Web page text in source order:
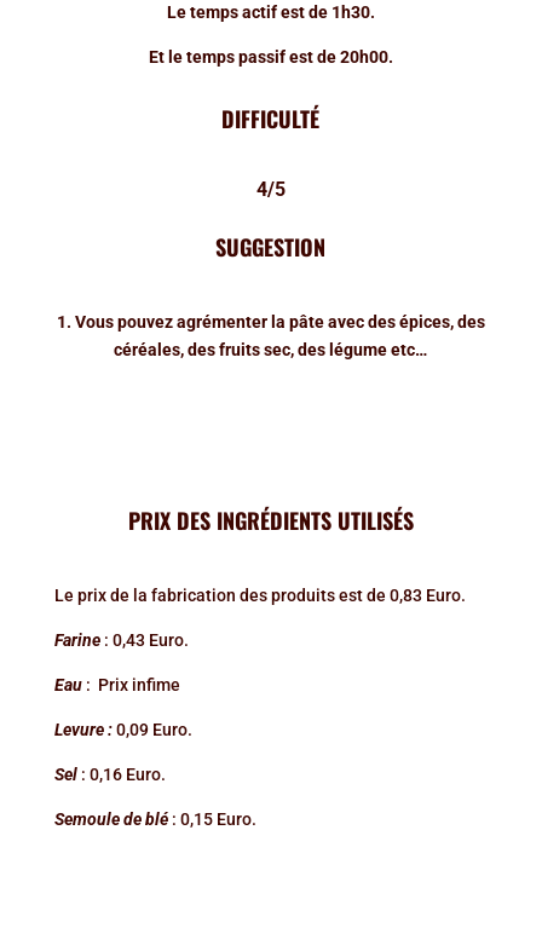
Le temps actif est de 1h30.
Et le temps passif est de 20h00.
DIFFICULTÉ
4/5
SUGGESTION
1. Vous pouvez agrémenter la pâte avec des épices, des
céréales, des fruits sec, des légume etc…
PRIX DES INGRÉDIENTS UTILISÉS
Le prix de la fabrication des produits est de 0,83 Euro.
Farine : 0,43 Euro.
Eau: Prix infime
Levure :0,09 Euro.
Sel: 0,16 Euro.
Semoule de blé : 0,15 Euro.